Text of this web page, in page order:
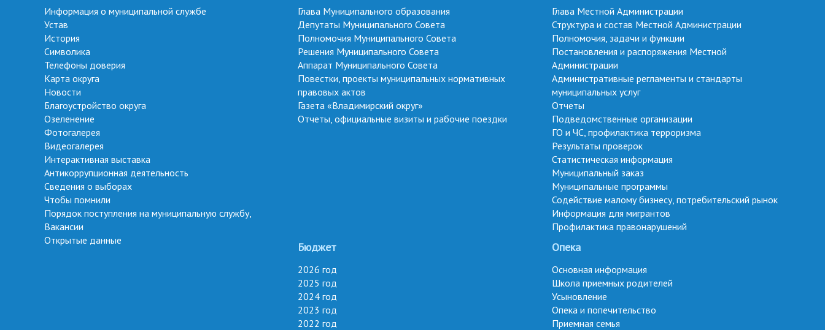
Информация о муниципальной службе
Устав
История
Символика
Телефоны доверия
Карта округа
Новости
Благоустройство округа
Озеленение
Фотогалерея
Видеогалерея
Интерактивная выставка
Антикоррупционная деятельность
Сведения о выборах
Чтобы помнили
Порядок поступления на муниципальную службу,
Вакансии
Открытые данные
Глава Муниципального образования
Депутаты Муниципального Совета
Полномочия Муниципального Совета
Решения Муниципального Совета
Аппарат Муниципального Совета
Повестки, проекты муниципальных нормативных
правовых актов
Газета «Владимирский округ»
Отчеты, официальные визиты и рабочие поездки
Глава Местной Администрации
Структура и состав Местной Администрации
Полномочия, задачи и функции
Постановления и распоряжения Местной
Администрации
Административные регламенты и стандарты
муниципальных услуг
Отчеты
Подведомственные организации
ГО и ЧС, профилактика терроризма
Результаты проверок
Статистическая информация
Муниципальный заказ
Муниципальные программы
Содействие малому бизнесу, потребительский рынок
Информация для мигрантов
Профилактика правонарушений
Бюджет
2026 год
2025 год
2024 год
2023 год
2022 год
Опека
Основная информация
Школа приемных родителей
Усыновление
Опека и попечительство
Приемная семья